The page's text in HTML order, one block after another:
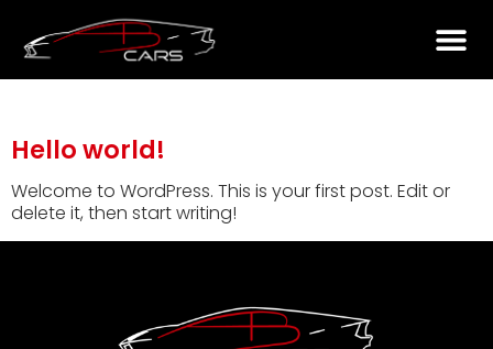
Hello world!
Welcome to WordPress. This is your first post. Edit or
delete it, then start writing!